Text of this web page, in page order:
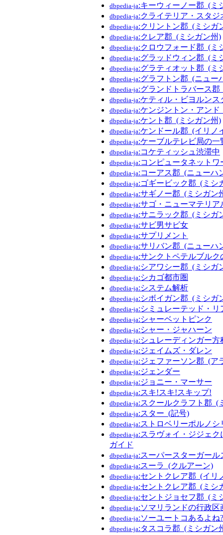
dbpedia-ja:キーウィーノー郡_(ミ
dbpedia-ja:クライテリア・スタジ
dbpedia-ja:クリントン郡_(ミシガ
dbpedia-ja:クレア郡_(ミシガン州)
dbpedia-ja:クロウフォード郡_(ミ
dbpedia-ja:グラッドウィン郡_(ミ
dbpedia-ja:グラティオット郡_(ミ
dbpedia-ja:グラフトン郡_(ニュー
dbpedia-ja:グランドトラバース郡
dbpedia-ja:ケティル・ビヨルンス
dbpedia-ja:ケンジントン・アンド
dbpedia-ja:ケント郡_(ミシガン州)
dbpedia-ja:ケンドール郡_(イリノ
dbpedia-ja:ケーブルテレビ局の一
dbpedia-ja:コケティッシュ渋滞中
dbpedia-ja:コンピュータネットワ
dbpedia-ja:コーアス郡_(ニューハ
dbpedia-ja:ゴギービック郡_(ミシ
dbpedia-ja:サギノー郡_(ミシガン
dbpedia-ja:サゴ・ニューマテリア
dbpedia-ja:サニラック郡_(ミシガ
dbpedia-ja:サビ男サビ女
dbpedia-ja:サプリメント
dbpedia-ja:サリバン郡_(ニューハ
dbpedia-ja:サンクトペテルブルク
dbpedia-ja:シアワシー郡_(ミシガ
dbpedia-ja:シカゴ都市圏
dbpedia-ja:システム解析
dbpedia-ja:シボイガン郡_(ミシガ
dbpedia-ja:シミュレーテッド・リ
dbpedia-ja:シャーベットピンク
dbpedia-ja:シャー・ジャハーン
dbpedia-ja:シュレーディンガー方
dbpedia-ja:ジェイムズ・ダレン
dbpedia-ja:ジェファーソン郡_(ア
dbpedia-ja:ジェンダー
dbpedia-ja:ジョニー・マーサー
dbpedia-ja:スキ!スキ!スキップ!
dbpedia-ja:スクールクラフト郡_(
dbpedia-ja:スター_(記号)
dbpedia-ja:ストロベリーポルノシ
dbpedia-ja:スラヴォイ・ジジェ
ガイド
dbpedia-ja:スーパースターガール
dbpedia-ja:スーラ_(クルアーン)
dbpedia-ja:セントクレア郡_(イリ
dbpedia-ja:セントクレア郡_(ミシ
dbpedia-ja:セントジョセフ郡_(ミ
dbpedia-ja:ソマリランドの行政区
dbpedia-ja:ソーユートコあるよね?
dbpedia-ja:タスコラ郡_(ミシガン